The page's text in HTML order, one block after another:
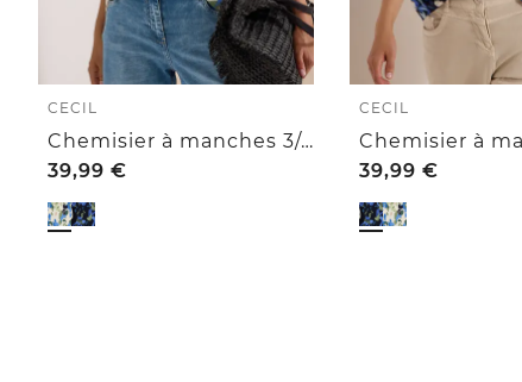
CECIL
Chemisier à manches 3/4 avec revers et imprimé
39,99 €
CECIL
39,99 €